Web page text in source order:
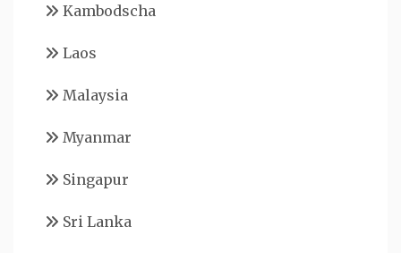
Kambodscha
Laos
Malaysia
Myanmar
Singapur
Sri Lanka